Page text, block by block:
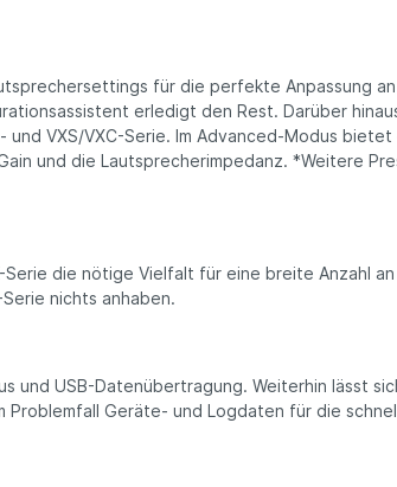
für die perfekte Anpassung
erledigt den Rest. Darüber
VXS/VXC-Serie. Im Advanced-Modus
und die Lautsprecherimpedanz. *Weitere
die nötige Vielfalt für eine breite Anzahl
nichts anhaben.
USB-Datenübertragung. Weiterhin lässt
Geräte- und Logdaten für die